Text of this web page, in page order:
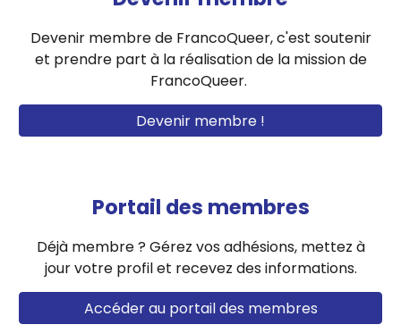
Devenir membre de FrancoQueer, c'est soutenir
et prendre part à la réalisation de la mission de
FrancoQueer.
Devenir membre !
Portail des membres
Déjà membre ? Gérez vosadhésions, mettez à
jour votre profilet recevez des informations.
Accéder au portail des membres